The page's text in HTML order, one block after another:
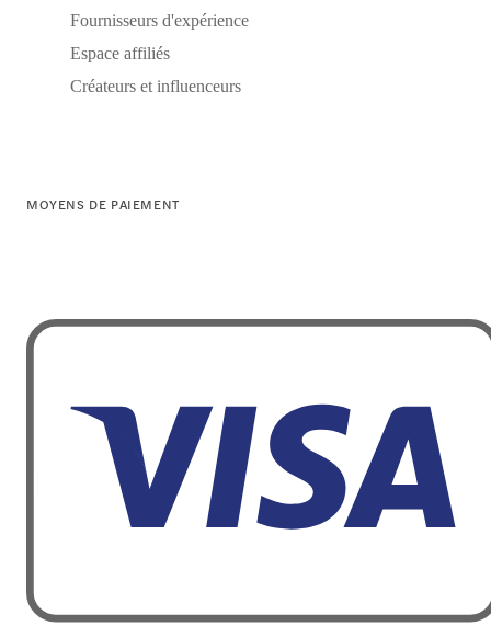
Fournisseurs d'expérience
Espace affiliés
Créateurs et influenceurs
MOYENS DE PAIEMENT